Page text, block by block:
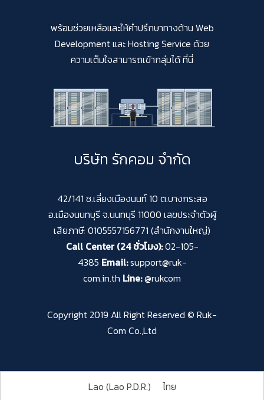
พร้อมช่วยเหลือและให้คำปรึกษาทางด้าน Web
Development และ Hosting Service ด้วย
ความเต็มใจสามารถเข้ากลุ่มได้ ที่นี่
บริษัท รักคอม จำกัด
42/141 ซ.เลี่ยงเมืองนนท์ 10 ต.บางกระสอ
อ.เมืองนนทบุรี จ.นนทบุรี 11000 เลขประจำตัวผู้
เสียภาษี: 0105557156771 (สำนักงานใหญ่)
Call Center (24 ชั่วโมง):02-105-
4385 Email:support@ruk-
com.in.th Line:@rukcom
Copyright 2019 All Right Reserved © Ruk-
Com Co.,Ltd
Lao (Lao P.D.R.) ไทย